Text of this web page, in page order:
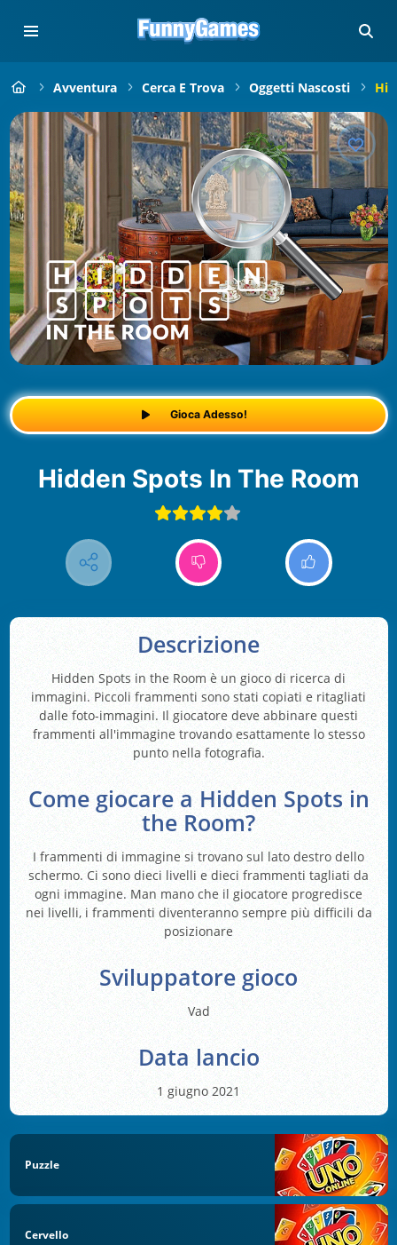
Avventura Cerca E Trova Oggetti Nascosti
Gioca Adesso!
Hidden Spots In The Room
Descrizione
Hidden Spots in the Room è un gioco di ricerca di
immagini. Piccoli frammenti sono stati copiati e ritagliati
dalle foto-immagini. Il giocatore deve abbinare questi
frammenti all'immagine trovando esattamente lo stesso
punto nella fotografia.
Come giocare a Hidden Spots in
the Room?
I frammenti di immagine si trovano sul lato destro dello
schermo. Ci sono dieci livelli e dieci frammenti tagliati da
ogni immagine. Man mano che il giocatore progredisce
nei livelli, i frammenti diventeranno sempre più difficili da
posizionare
Sviluppatore gioco
Vad
Data lancio
1 giugno 2021
Puzzle
Cervello